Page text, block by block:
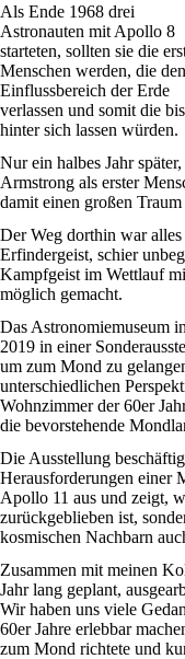
Als Ende 1968 drei
Astronauten mit Apollo 8
starteten, sollten sie die
Menschen werden, die den
Einflussbereich der Erde
verlassen und somit die
hinter sich lassen würden.
Nur ein halbes Jahr
Armstrong als erster
damit einen großen
Der Weg dorthin war
Erfindergeist, schier
Kampfgeist im Wettlauf
möglich gemacht.
Das Astronomiemuseum
2019 in einer
um zum Mond zu
unterschiedlichen
Wohnzimmer der 60er
die bevorstehende
Die Ausstellung
Herausforderungen einer
Apollo 11 aus und zeigt,
zurückgeblieben ist,
kosmischen Nachbarn
Zusammen mit meinen
Jahr lang geplant,
Wir haben uns viele
60er Jahre erlebbar
zum Mond richtete und